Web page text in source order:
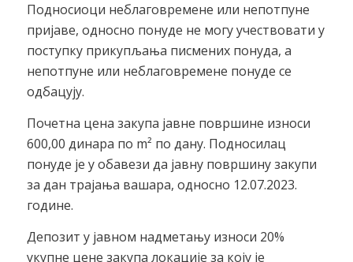
Подносиоци неблаговремене или непотпуне
пријаве, односно понуде не могу учествовати у
поступку прикупљања писмених понуда, а
непотпуне или неблаговремене понуде се
одбацују.
Почетна цена закупа јавне површине износи
600,00 динара по m² по дану. Подносилац
понуде је у обавези да јавну површину закупи
за дан трајања вашара, односно 12.07.2023.
године.
Депозит у јавном надмeтању износи 20%
укупне цене закупа локације за коју је